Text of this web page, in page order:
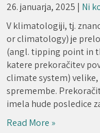
26. januarja, 2025 | Ni
V klimatologiji, tj.
or climatology) je
(angl. tipping point in
katere prekoračitev
climate system)
spremembe.
imela hude posledice
Read More »